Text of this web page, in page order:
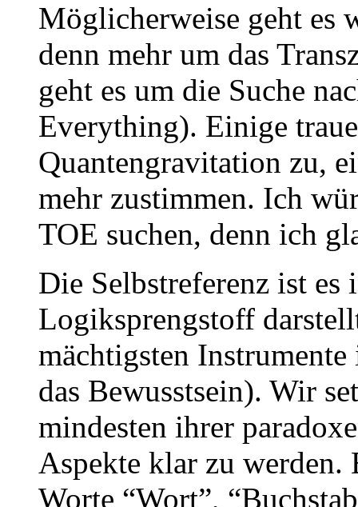
Möglicherweise geht es
denn mehr um das
geht es um die Suche
Everything). Einige
Quantengravitation zu,
mehr zustimmen. Ich
TOE suchen, denn ich
Die Selbstreferenz ist es
Logiksprengstoff
mächtigsten
das Bewusstsein). Wir
mindesten ihrer
Aspekte klar zu werden.
Worte “Wort”,